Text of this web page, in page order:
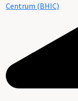
Centrum (BHIC)